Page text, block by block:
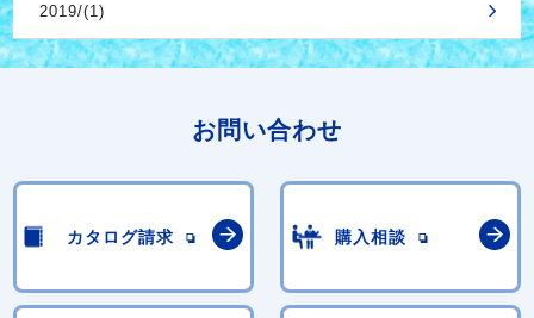
2019/(1)
お問い合わせ
カタログ請求 購入相談